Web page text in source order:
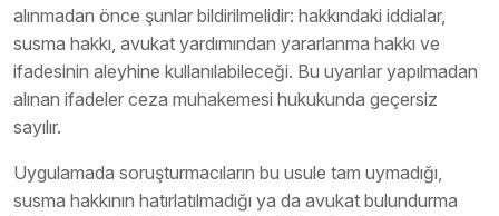
alınmadan önce şunlar bildirilmelidir: hakkındaki iddialar,
susma hakkı, avukat yardımından yararlanma hakkı ve
ifadesinin aleyhine kullanılabileceği. Bu uyarılar yapılmadan
alınan ifadeler ceza muhakemesi hukukunda geçersiz
sayılır.
Uygulamada soruşturmacıların bu usule tam uymadığı,
susma hakkının hatırlatılmadığı ya da avukat bulundurma